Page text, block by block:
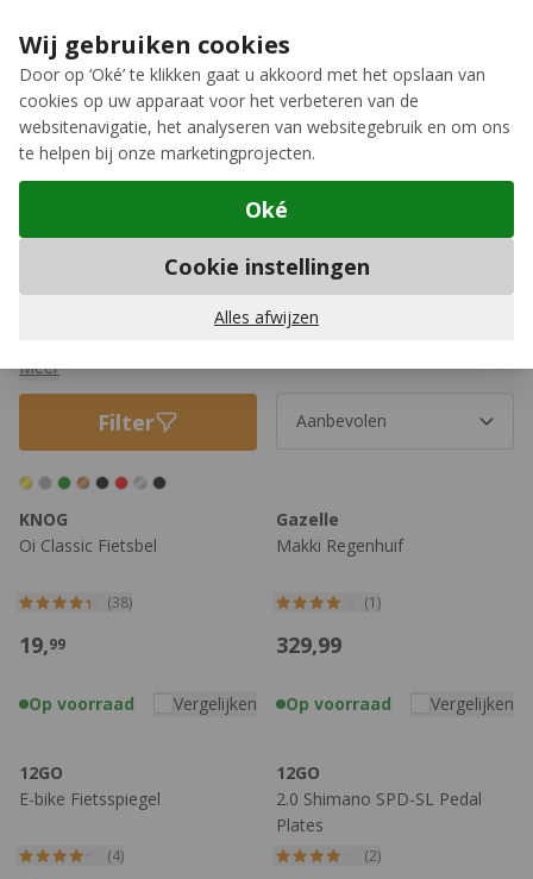
Wij gebruiken cookies
Door op ‘Oké’ te klikken gaat u akkoord met het opslaan van
cookies op uw apparaat voor het verbeteren van de
websitenavigatie, het analyseren van websitegebruik en om ons
te helpen bij onze marketingprojecten.
Oké
Cookie instellingen
Alles afwijzen
Meer keuze, meer plezier
12GO Biking
Accessoires
Overige accessoires
Kun je dat perfecte accessoire nog steeds niet vinden?
fietsbellen tot cadeaukaarten en zijwielen.
Meer
Filter
KNOG
Oi Classic Fietsbel
(38)
19,99
Op voorraad Vergelijken
Gazelle
Makki Regenhuif
(1)
329,99
Op voorraad Vergelijken
12GO
E-bike Fietsspiegel
(4)
12GO
2.0 Shimano SPD-SL Pedal
Plates
(2)